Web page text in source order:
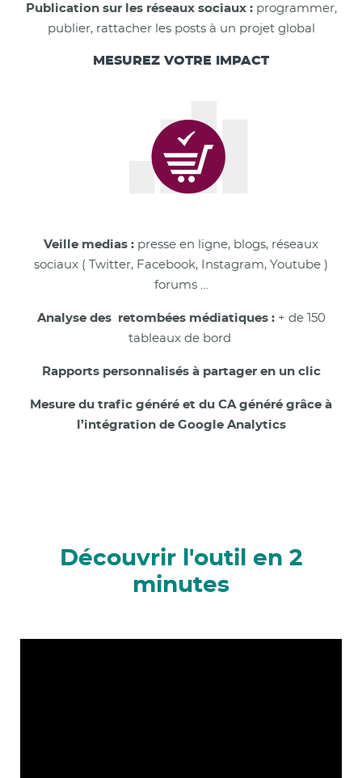
Publication sur les réseaux sociaux :programmer,
publier, rattacher les posts à un projet global
MESUREZ VOTRE IMPACT
Veille medias : presse en ligne, blogs, réseaux
sociaux ( Twitter, Facebook, Instagram, Youtube )
forums …
Analyse des retombées médiatiques :+ de 150
tableaux de bord
Rapports personnalisés à partager en un clic
Mesure du trafic généré et du CA généré grâce à
l’intégration de Google Analytics
Découvrir l'outil en 2
minutes